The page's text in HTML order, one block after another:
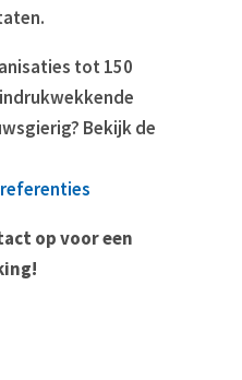
tot 150
Bekijk de
op voor een